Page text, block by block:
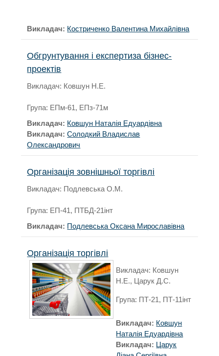
Викладач: Костриченко Валентина Михайлівна
Обгрунтування і експертиза бізнес-
проектів
Викладач: Ковшун Н.Е.
Група: ЕПм-61, ЕПз-71м
Викладач: Ковшун Наталія Едуардівна
Викладач:Солодкий Владислав
Олександрович
Організація зовнішньої торгівлі
Викладач: Подлевська О.М.
Група: ЕП-41, ПТБД-21інт
Викладач: Подлевська Оксана Мирославівна
Організація торгівлі
Викладач: Ковшун
Н.Е., Царук Д.С.
Група: ПТ-21, ПТ-11інт
Викладач: Ковшун
Наталія Едуардівна
Викладач: Царук